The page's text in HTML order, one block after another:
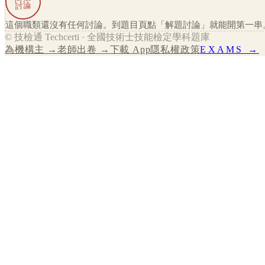
討論
這個職類還沒有任何討論。到題目頁點「解題討論」就能開第一串
© 技檢通 Techcerti · 全國技術士技能檢定學科題庫
為機構主 → 老師出卷 → 下載 App隱私權政策EXAMS →